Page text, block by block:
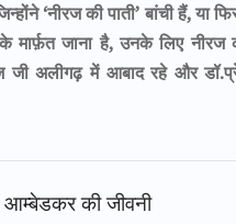
‘नीरज की पाती’ बांची हैं, या
मार्फ़त जाना है, उनके लिए
जी अलीगढ़ में आबाद रहे और
की जीवनी